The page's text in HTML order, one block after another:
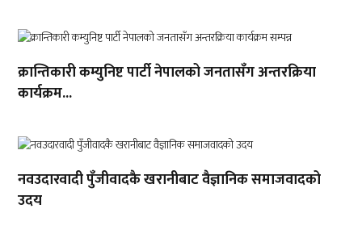
क्रान्तिकारी कम्युनिष्ट पार्टी नेपालको जनतासँग अन्तरक्रिया
कार्यक्रम...
नवउदारवादी पुँजीवादकै खरानीबाट वैज्ञानिक समाजवादको
उदय